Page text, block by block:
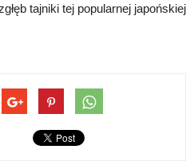
tajniki tej popularnej japońskiej